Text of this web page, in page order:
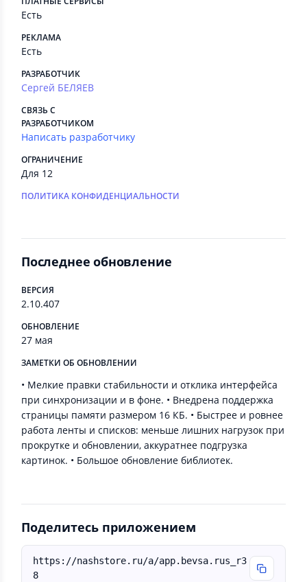
Есть
РЕКЛАМА
Есть
РАЗРАБОТЧИК
Сергей БЕЛЯЕВ
СВЯЗЬ С
РАЗРАБОТЧИКОМ
Написать разработчику
ОГРАНИЧЕНИЕ
Для 12
ПОЛИТИКА КОНФИДЕНЦИАЛЬНОСТИ
Последнее обновление
ВЕРСИЯ
2.10.407
ОБНОВЛЕНИЕ
27 мая
ЗАМЕТКИ ОБ ОБНОВЛЕНИИ
• Мелкие правки стабильности и отклика интерфейса
при синхронизации и в фоне. • Внедрена поддержка
страницы памяти размером 16 КБ. • Быстрее и ровнее
работа ленты и списков: меньше лишних нагрузок при
прокрутке и обновлении, аккуратнее подгрузка
картинок. • Большое обновление библиотек.
Поделитесь приложением
https://nashstore.ru/a/app.bevsa.rus_r3
8